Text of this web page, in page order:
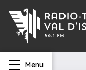
Menu